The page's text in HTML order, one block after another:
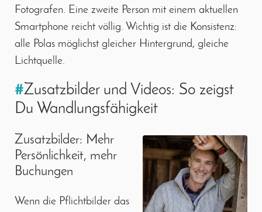
Fotografen. Eine zweite Person mit einem aktuellen
Smartphone reicht völlig. Wichtig ist die Konsistenz:
alle Polas möglichst gleicher Hintergrund, gleiche
Lichtquelle.
#Zusatzbilder und Videos: So zeigst
Du Wandlungsfähigkeit
Zusatzbilder: Mehr
Persönlichkeit, mehr
Buchungen
Wenn die Pflichtbilder das